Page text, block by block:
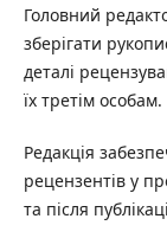
Головний
зберігати
деталі
їх третім особам.
Редакція
рецензентів у
та після